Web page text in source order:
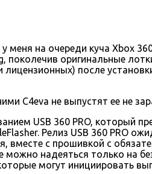
меня на очереди куча Xbox
поколечив оригинальные
после
C4eva не выпустят ее не
USB 360 PRO, который
Релиз USB 360 PRO
с прошивкой с
надеяться только на
могут инициировать